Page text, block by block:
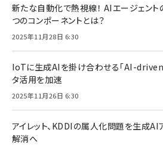
新たな自動化で熱視線！ AIエージェント
つのコンポーネントとは？
2025年11月28日 6:30
IoTに生成AIを掛け合わせる「AI-
タ活用を加速
2025年11月26日 6:30
アイレット、KDDIの属人化問題を生成AI
解消へ